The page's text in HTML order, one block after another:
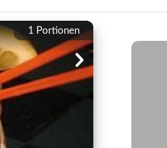
1 Portionen